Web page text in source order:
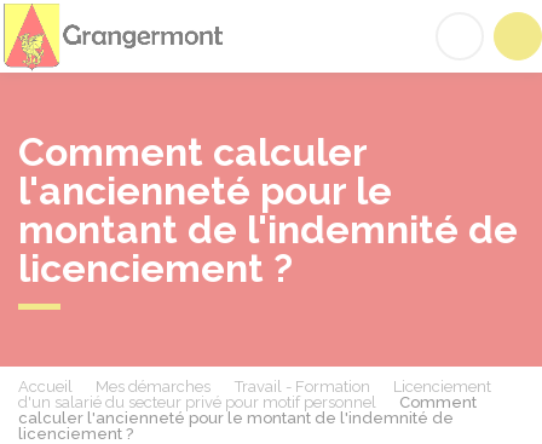
Comment calculer
l'ancienneté pour le
montant de l'indemnité de
licenciement ?
Accueil Mes démarches Travail - Formation
Licenciement
d'un salarié du secteur privé pour motif personnel
Comment
calculer l'ancienneté pour le montant de l'indemnité de
licenciement ?